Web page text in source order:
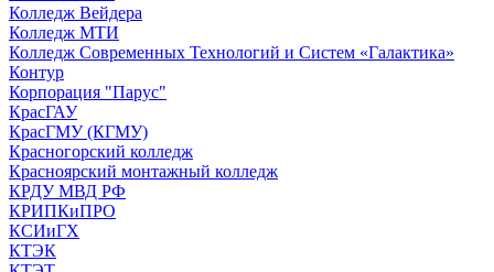
Колледж Вейдера
Колледж МТИ
Колледж Современных Технологий и Систем «Галактика»
Контур
Корпорация "Парус"
КрасГАУ
КрасГМУ (КГМУ)
Красногорский колледж
Красноярский монтажный колледж
КРДУ МВД РФ
КРИПКиПРО
КСИиГХ
КТЭК